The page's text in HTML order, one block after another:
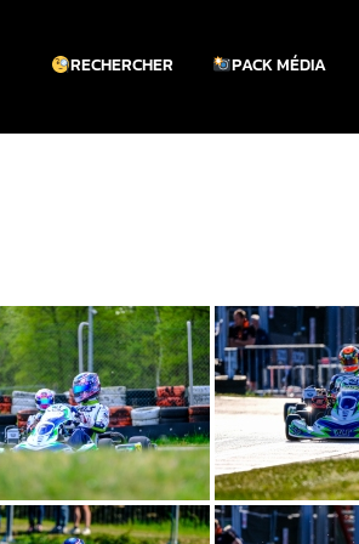
RECHERCHER PACK MÉDIA